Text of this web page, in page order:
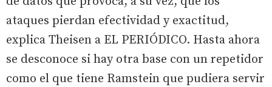
ataques pierdan efectividad y exactitud,
explica Theisen a EL PERIÓDICO. Hasta ahora
se desconoce si hay otra base con un repetidor
como el que tiene Ramstein que pudiera servir